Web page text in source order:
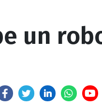
un